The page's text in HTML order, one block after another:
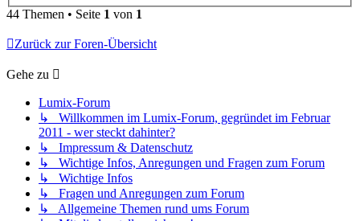
44 Themen • Seite 1 von 1
Zurück zur Foren-Übersicht
Gehe zu
Lumix-Forum
↳ Willkommen im Lumix-Forum, gegründet im Februar
2011 - wer steckt dahinter?
↳ Impressum & Datenschutz
↳ Wichtige Infos, Anregungen und Fragen zum Forum
↳ Wichtige Infos
↳ Fragen und Anregungen zum Forum
↳ Allgemeine Themen rund ums Forum